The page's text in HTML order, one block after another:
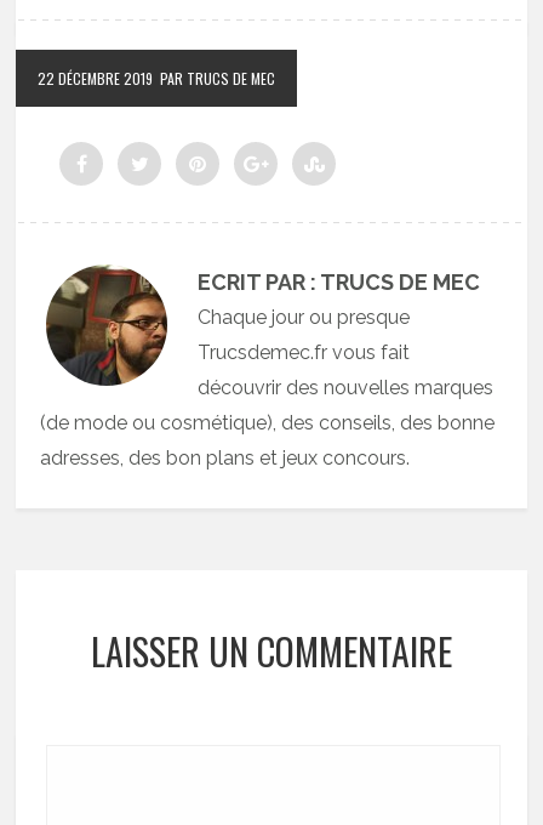
22 DÉCEMBRE 2019 PAR TRUCS DE MEC
ECRIT PAR : TRUCS DE MEC
Chaque jour ou presque
Trucsdemec.fr vous fait
découvrir des nouvelles marques
(de mode ou cosmétique), des conseils, des bonne
adresses, des bon plans et jeux concours.
LAISSER UN COMMENTAIRE